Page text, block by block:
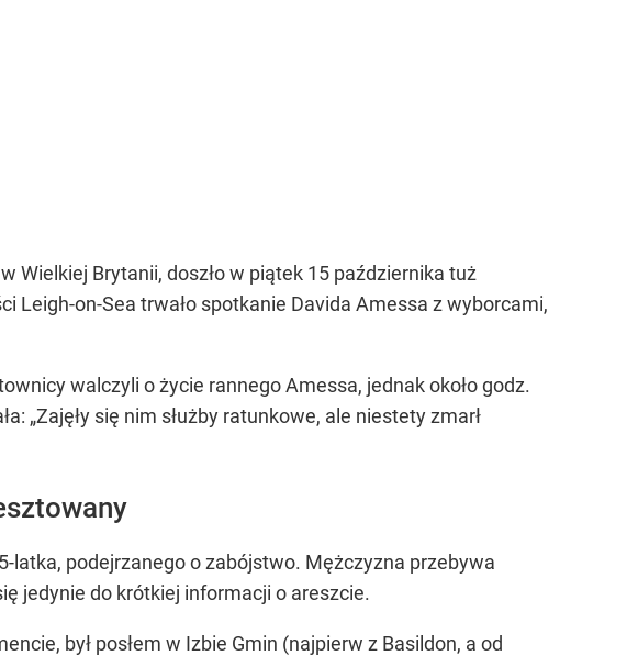
Wielkiej Brytanii, doszło w piątek 15 października tuż
Leigh-on-Sea trwało spotkanie Davida Amessa z wyborcami,
walczyli o życie rannego Amessa, jednak około godz.
„Zajęły się nim służby ratunkowe, ale niestety zmarł
latka, podejrzanego o zabójstwo. Mężczyzna przebywa
jedynie do krótkiej informacji o areszcie.
był posłem w Izbie Gmin (najpierw z Basildon, a od